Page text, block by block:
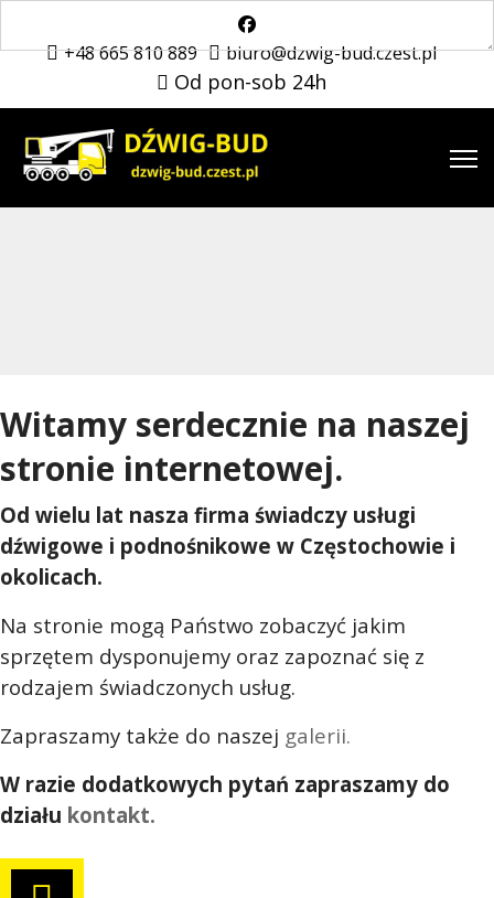
+48 665 810 889 biuro@dzwig-bud.czest.pl
Od pon-sob 24h
Witamy serdecznie na naszej
stronie internetowej.
Od wielu lat nasza firma świadczy usługi
dźwigowe i podnośnikowe w Częstochowie i
okolicach.
Na stronie mogą Państwo zobaczyć jakim
sprzętem dysponujemy oraz zapoznać się z
rodzajem świadczonych usług.
Zapraszamy także do naszej galerii.
W razie dodatkowych pytań zapraszamy do
działu kontakt.